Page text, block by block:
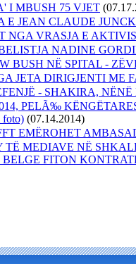
I MBUSH 75 VJET
E JEAN CLAUDE
NGA VRASJA E
NADINE
BUSH NË SPITAL -
JETA DIRIGJENTI ME
- SHAKIRA,
PELÃ‰
foto) (07.14.2014)
EMËROHET
TË MEDIAVE NË
BELGE FITON